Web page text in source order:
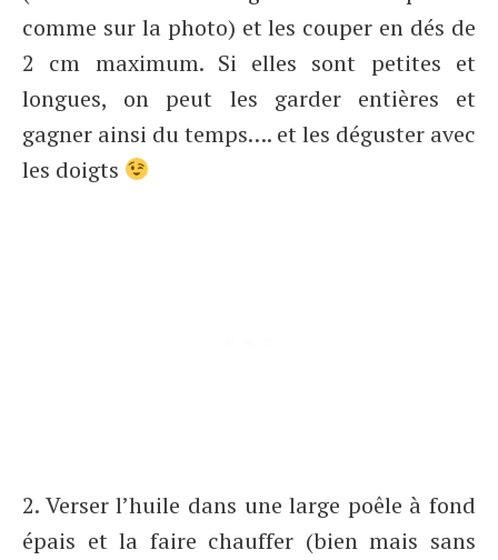
comme sur la photo) et les couper en dés de
2 cm maximum. Si elles sont petites et
longues, on peut les garder entières et
gagner ainsi du temps…. et les déguster avec
les doigts
2. Verser l’huile dans une large poêle à fond
épais et la faire chauffer (bien mais sans